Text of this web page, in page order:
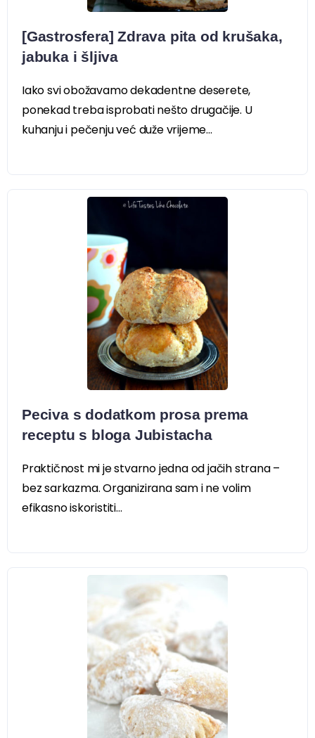
[Gastrosfera] Zdrava pita od krušaka,
jabuka i šljiva
Iako svi obožavamo dekadentne deserete,
ponekad treba isprobati nešto drugačije. U
kuhanju i pečenju već duže vrijeme...
Peciva s dodatkom prosa prema
receptu s bloga Jubistacha
Praktičnost mi je stvarno jedna od jačih strana –
bez sarkazma. Organizirana sam i ne volim
efikasno iskoristiti...